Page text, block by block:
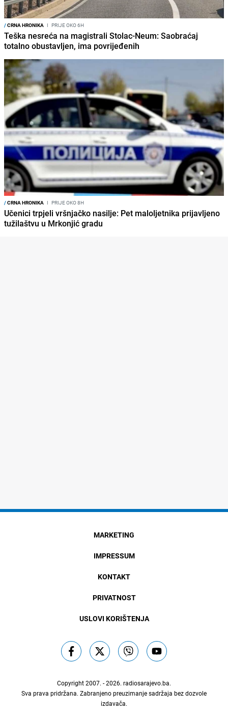
/CRNA HRONIKA I PRIJE OKO 6H
Teška nesreća na magistrali Stolac-Neum: Saobraćaj
totalno obustavljen, ima povrijeđenih
/CRNA HRONIKA I PRIJE OKO 8H
Učenici trpjeli vršnjačko nasilje: Pet maloljetnika prijavljeno
tužilaštvu u Mrkonjić gradu
MARKETING
IMPRESSUM
KONTAKT
PRIVATNOST
USLOVI KORIŠTENJA
Copyright 2007. - 2026. radiosarajevo.ba.
Sva prava pridržana. Zabranjeno preuzimanje sadržaja bez dozvole
izdavača.